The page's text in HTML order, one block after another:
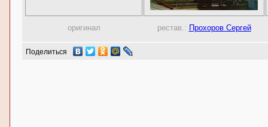
оригинал рестав.: Прохоров Сергей
Поделиться